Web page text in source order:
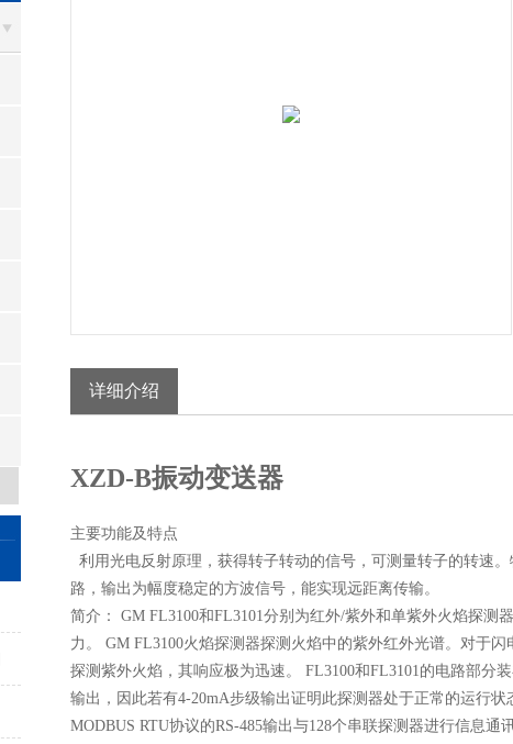
详细介绍
XZD-B振动变送器
主要功能及特点
利用光电反射原理，获得转子转动的信号，可测量转子的转速
路，输出为幅度稳定的方波信号，能实现远距离传输。
简介： GM FL3100和FL3101分别为红外/紫外和单紫外火焰探
力。 GM FL3100火焰探测器探测火焰中的紫外红外光谱。对于
探测紫外火焰，其响应极为迅速。 FL3100和FL3101的电路部分
输出，因此若有4-20mA步级输出证明此探测器处于正常的运行
MODBUS RTU协议的RS-485输出与128个串联探测器进行信息